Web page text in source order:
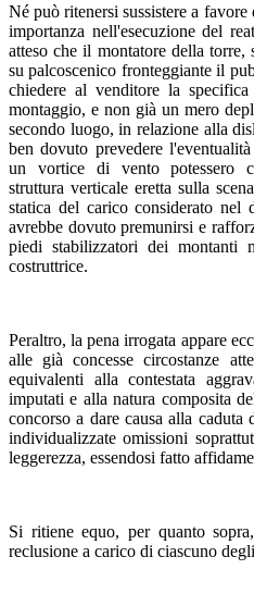
Né può ritenersi sussistere a
importanza nell'esecuzione del
atteso che il montatore della torre,
su palcoscenico fronteggiante il
chiedere al venditore la
montaggio, e non già un mero
secondo luogo, in relazione alla
ben dovuto prevedere
un vortice di vento potessero
struttura verticale eretta sulla
statica del carico considerato
avrebbe dovuto premunirsi e
piedi stabilizzatori dei montanti
costruttrice.
Peraltro, la pena irrogata appare
alle già concesse circostanze
equivalenti alla contestata
imputati e alla natura composita
concorso a dare causa alla
individualizzate omissioni
leggerezza, essendosi fatto
Si ritiene equo, per quanto
reclusione a carico di ciascuno